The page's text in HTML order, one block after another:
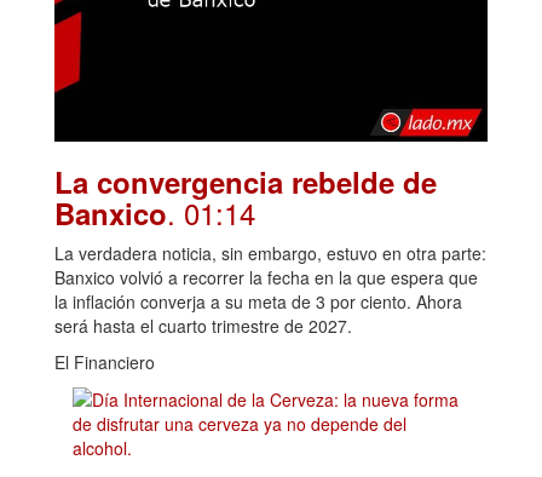
La convergencia rebelde de
Banxico. 01:14
La verdadera noticia, sin embargo, estuvo en otra parte:
Banxico volvió a recorrer la fecha en la que espera que
la inflación converja a su meta de 3 por ciento. Ahora
será hasta el cuarto trimestre de 2027.
El Financiero